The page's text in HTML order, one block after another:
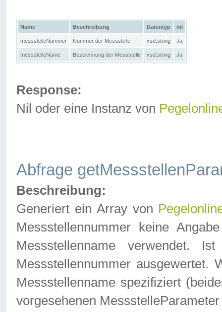
Name Beschreibung Datentyp nil
messstelleNummer Nummer der Messstelle xsd:string Ja
messstelleName Bezeichnung der Messstelle xsd:string Ja
Response:
Nil oder eine Instanz von
Abfrage
Beschreibung:
Generiert ein Array von
Messstellennummer keine
Messstellenname verwendet.
Messstellennummer ausgewertet.
Messstellenname spezifiziert
vorgesehenen